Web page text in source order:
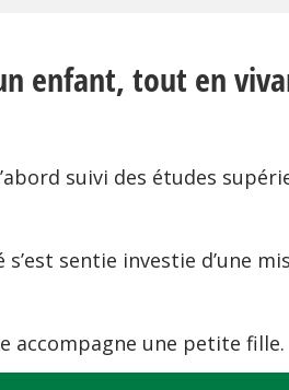
enfant, tout en
suivi des études
s’est sentie investie d’une
accompagne une petite fille.